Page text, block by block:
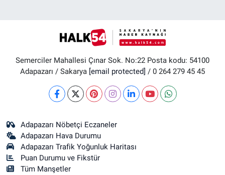
Semerciler Mahallesi Çınar Sok. No:22 Posta kodu: 54100
Adapazarı / Sakarya [email protected] / 0 264 279 45 45
Adapazarı Nöbetçi Eczaneler
Adapazarı Hava Durumu
Adapazarı Trafik Yoğunluk Haritası
Puan Durumu ve Fikstür
Tüm Manşetler